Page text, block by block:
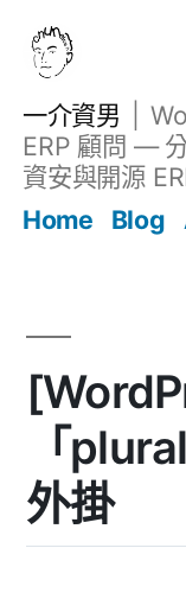
一介資男
ERP 顧問 —
資安與開源
Home
Blog
「
外掛
文章